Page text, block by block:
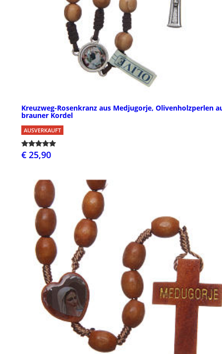
Kreuzweg-Rosenkranz aus Medjugorje, Olivenholzperlen
brauner Kordel
AUSVERKAUFT
€ 25,90